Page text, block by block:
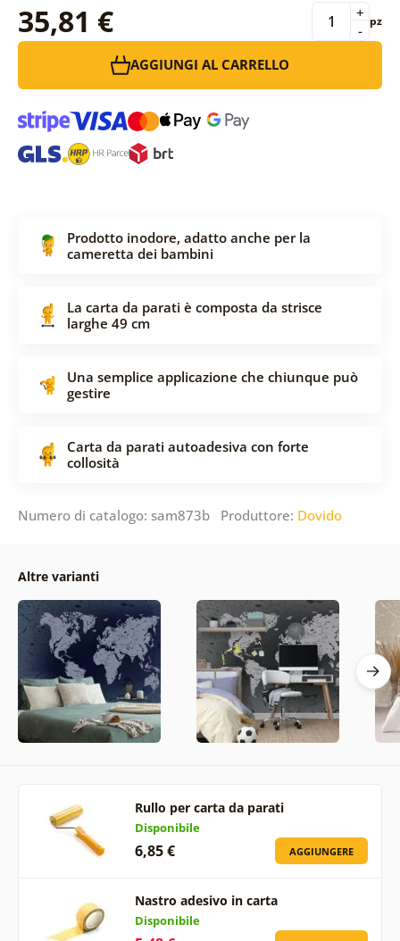
35,81 € -
+ pz
AGGIUNGI AL CARRELLO
Prodotto inodore, adatto anche per la
cameretta dei bambini
La carta da parati è composta da strisce
larghe 49 cm
Una semplice applicazione che chiunque può
gestire
Carta da parati autoadesiva con forte
collosità
Numero di catalogo: sam873b Produttore: Dovido
Altre varianti
Rullo per carta da parati
Disponibile
6,85 € AGGIUNGERE
Nastro adesivo in carta
Disponibile